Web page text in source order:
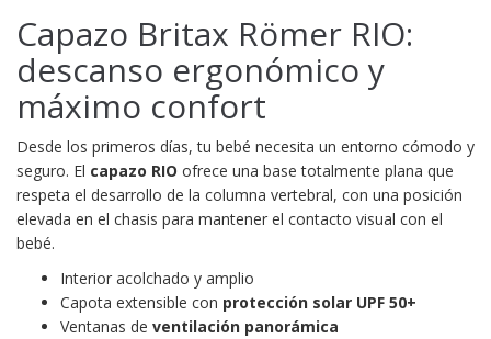
Capazo Britax Römer RIO:
descanso ergonómico y
máximo confort
Desde los primeros días, tu bebé necesita un entorno cómodo y
seguro. El capazo RIO ofrece una base totalmente plana que
respeta el desarrollo de la columna vertebral, con una posición
elevada en el chasis para mantener el contacto visual con el
bebé.
Interior acolchado y amplio
Capota extensible con protección solar UPF 50+
Ventanas de ventilación panorámica